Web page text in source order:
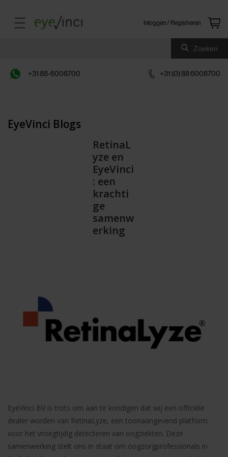
Inloggen / Registreren
Zoeken
+31 88-6008700 +31 (0) 88 6008700
EyeVinci Blogs
RetinaL
yze en
EyeVinci
: een
krachti
ge
samenw
erking
EyeVinci BV is trots om aan te kondigen dat wij een officiële
dealer worden van RetinaLyze, een toonaangevend platform
voor het vroegtijdig detecteren van oogziekten. Deze
samenwerking stelt ons in staat om oogzorgprofessionals in